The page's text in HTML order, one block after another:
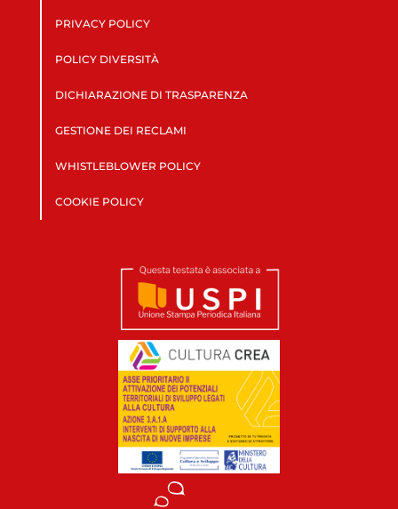
PRIVACY POLICY
POLICY DIVERSITÀ
DICHIARAZIONE DI TRASPARENZA
GESTIONE DEI RECLAMI
WHISTLEBLOWER POLICY
COOKIE POLICY